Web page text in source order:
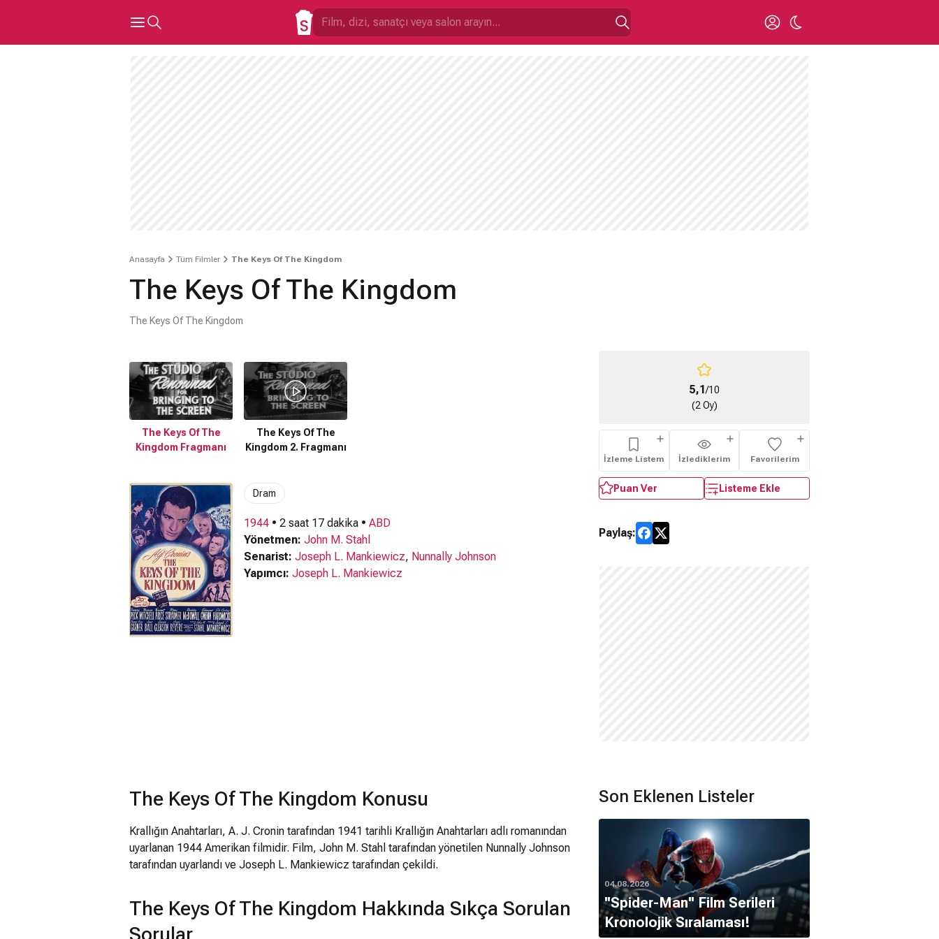
Anasayfa Tüm Filmler The Keys Of The Kingdom
The Keys Of The Kingdom
The Keys Of The Kingdom
The Keys Of The
Kingdom Fragmanı
The Keys Of The
Kingdom 2. Fragmanı
Dram
1944 • 2 saat 17 dakika • ABD
Yönetmen: John M. Stahl
Senarist: Joseph L. Mankiewicz, Nunnally Johnson
Yapımcı: Joseph L. Mankiewicz
5,1/10
(2 Oy)
İzleme Listem İzlediklerim Favorilerim
Puan Ver Listeme Ekle
Paylaş:
The Keys Of The Kingdom Konusu
Krallığın Anahtarları, A. J. Cronin tarafından 1941 tarihli Krallığın Anahtarları adlı romanından
uyarlanan 1944 Amerikan filmidir. Film, John M. Stahl tarafından yönetilen Nunnally Johnson
tarafından uyarlandı ve Joseph L. Mankiewicz tarafından çekildi.
The Keys Of The Kingdom Hakkında Sıkça Sorulan
Son Eklenen Listeler
04.08.2026
''Spider-Man'' Film Serileri
Kronolojik Sıralaması!